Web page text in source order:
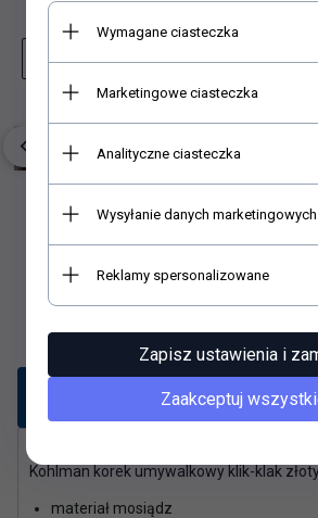
Zapytaj o produkt Wydrukuj
Opis produktu
Kohlman korek umywalkowy klik-klak złoty
materiał mosiądz
Wymagane ciasteczka
Marketingowe ciasteczka
Analityczne ciasteczka
Wysyłanie danych marketingowych
Reklamy spersonalizowane
Zapisz ustawienia i
Zaakceptuj